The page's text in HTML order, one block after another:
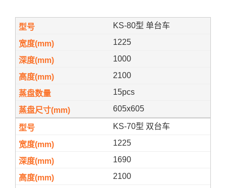
KS-80型 单台车
1225
1000
2100
15pcs
605x605
KS-70型 双台车
1225
1690
2100